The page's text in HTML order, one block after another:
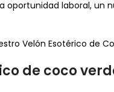
oportunidad laboral,
Velón Esotérico de
de coco